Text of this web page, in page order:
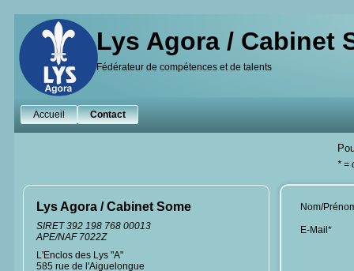
Lys Agora / Cabinet
Fédérateur de compétences et de talents
Accueil Contact
* =
Lys Agora / Cabinet Some
SIRET 392 198 768 00013
APE/NAF 7022Z
L'Enclos des Lys "A"
585 rue de l'Aiguelongue
Nom/
E-Mail*